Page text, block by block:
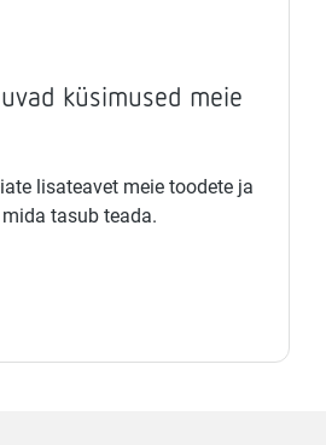
küsimused meie
lisateavet meie toodete ja
mida tasub teada.